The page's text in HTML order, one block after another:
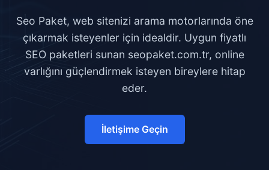
Seo Paket, web sitenizi arama motorlarında öne
çıkarmak isteyenler için idealdir. Uygun fiyatlı
SEO paketleri sunan seopaket.com.tr, online
varlığını güçlendirmek isteyen bireylere hitap
eder.
İletişime Geçin